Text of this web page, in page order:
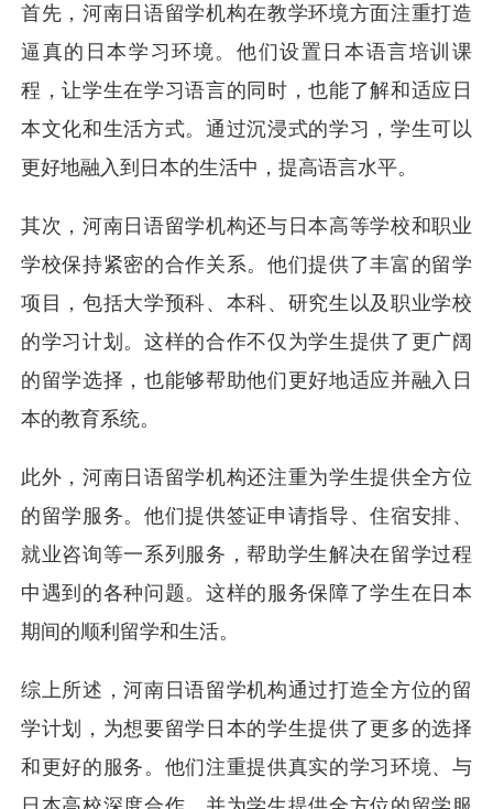
首先，河南日语留学机构在教学环境方面注重打造
逼真的日本学习环境。他们设置日本语言培训课
程，让学生在学习语言的同时，也能了解和适应日
本文化和生活方式。通过沉浸式的学习，学生可以
更好地融入到日本的生活中，提高语言水平。
其次，河南日语留学机构还与日本高等学校和职业
学校保持紧密的合作关系。他们提供了丰富的留学
项目，包括大学预科、本科、研究生以及职业学校
的学习计划。这样的合作不仅为学生提供了更广阔
的留学选择，也能够帮助他们更好地适应并融入日
本的教育系统。
此外，河南日语留学机构还注重为学生提供全方位
的留学服务。他们提供签证申请指导、住宿安排、
就业咨询等一系列服务，帮助学生解决在留学过程
中遇到的各种问题。这样的服务保障了学生在日本
期间的顺利留学和生活。
综上所述，河南日语留学机构通过打造全方位的留
学计划，为想要留学日本的学生提供了更多的选择
和更好的服务。他们注重提供真实的学习环境、与